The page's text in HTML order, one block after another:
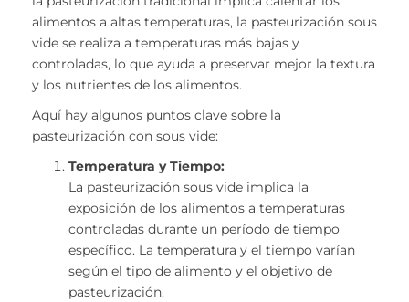
alimentos a altas temperaturas, la pasteurización sous
vide se realiza a temperaturas más bajas y
controladas, lo que ayuda a preservar mejor la textura
y los nutrientes de los alimentos.
Aquí hay algunos puntos clave sobre la
pasteurización con sous vide:
Temperatura y Tiempo:
La pasteurización sous vide implica la
exposición de los alimentos a temperaturas
controladas durante un período de tiempo
específico. La temperatura y el tiempo varían
según el tipo de alimento y el objetivo de
pasteurización.